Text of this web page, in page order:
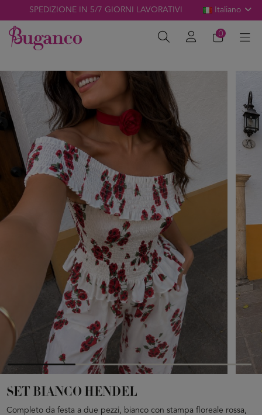
SPEDIZIONE IN 5/7 GIORNI LAVORATIVI Italiano
0
SET BIANCO HENDEL
Completo da festa a due pezzi, bianco con stampa floreale rossa,